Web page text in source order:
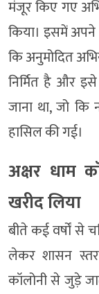
मंजूर किए गए
किया। इसमें
कि अनुमोदित
निर्मित है और
जाना था, जो
हासिल की गई।
अक्षर धाम
खरीद लिया
बीते कई वर्षों से
लेकर शासन
कॉलोनी से जुड़े